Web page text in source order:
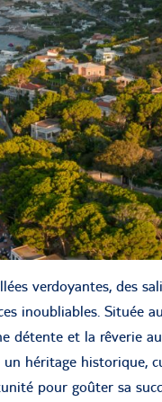
verdoyantes, des
inoubliables. Située au
détente et la rêverie
un héritage historique,
pour goûter sa